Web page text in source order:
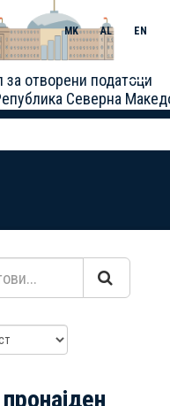
за отворени податоци
Северна
MK AL EN
Toggle